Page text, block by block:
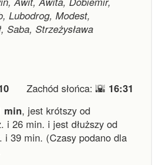
Lubodrog, Modest,
Saba, Strzeżysława
Zachód słońca: 🌇 16:31
min, jest krótszy od
i 26 min. i jest dłuższy od
i 39 min. (Czasy podano dla